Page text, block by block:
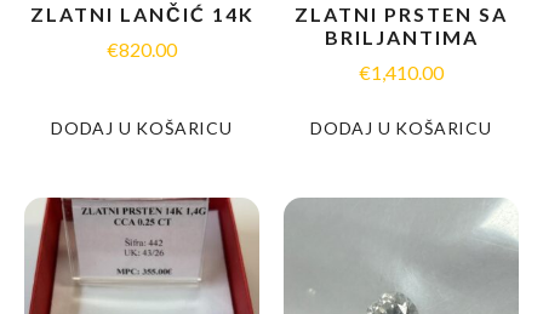
ZLATNI LANČIĆ 14K
€820.00
DODAJ U KOŠARICU
ZLATNI PRSTEN SA
BRILJANTIMA
€1,410.00
DODAJ U KOŠARICU